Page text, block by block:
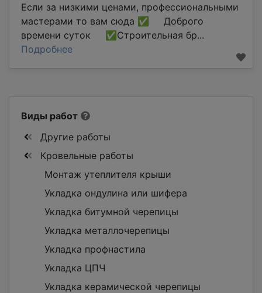
Если за низкими ценами, профессиональными
мастерами то вам сюда ✅ Доброго
времени суток ✅Строительная бр...
Подробнее
Виды работ
Другие работы
Кровельные работы
Монтаж утеплителя крыши
Укладка ондулина или шифера
Укладка битумной черепицы
Укладка металлочерепицы
Укладка профнастила
Укладка ЦПЧ
Укладка керамической черепицы